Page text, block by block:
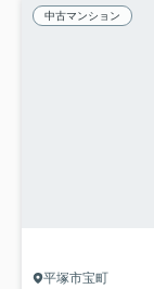
中古マンション
平塚市宝町